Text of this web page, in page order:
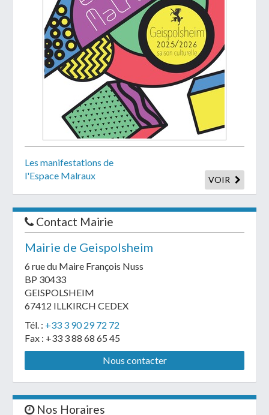
Les manifestations de
l'Espace Malraux
VOIR
Contact Mairie
Mairie de Geispolsheim
6 rue du Maire François Nuss
BP 30433
GEISPOLSHEIM
67412 ILLKIRCH CEDEX
Tél. : +33 3 90 29 72 72
Fax : +33 3 88 68 65 45
Nous contacter
Nos Horaires